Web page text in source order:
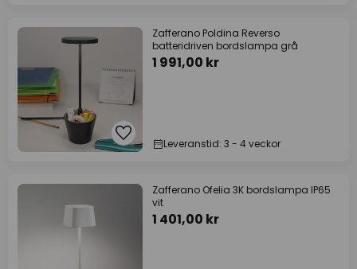
Zafferano Poldina Reverso
batteridriven bordslampa grå
1 991,00 kr
Leveranstid: 3 - 4 veckor
Zafferano Ofelia 3K bordslampa IP65
vit
1 401,00 kr